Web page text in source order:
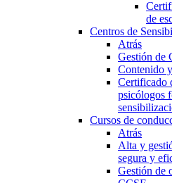
de
Centros de
Atrás
Gestión de
Contenido
Certificado
psicólogos
Cursos de
Atrás
Alta y
segura y
Gestión de